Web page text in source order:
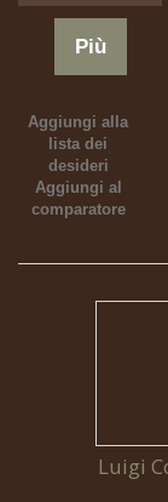
Più
Aggiungi alla
lista dei
desideri
Aggiungi al
comparatore
Luigi